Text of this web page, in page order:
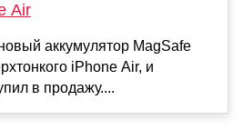
Air
аккумулятор MagSafe
iPhone Air, и
в продажу....